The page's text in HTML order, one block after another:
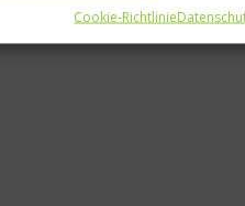
Cookie-Richtlinie